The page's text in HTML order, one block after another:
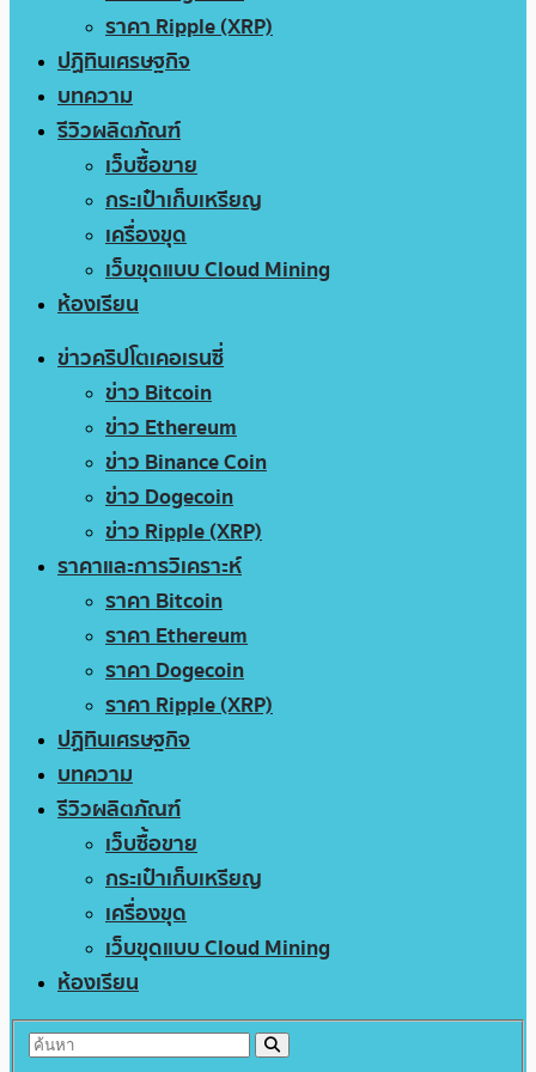
ราคา Ripple (XRP)
ปฏิทินเศรษฐกิจ
บทความ
รีวิวผลิตภัณฑ์
เว็บซื้อขาย
กระเป๋าเก็บเหรียญ
เครื่องขุด
เว็บขุดแบบ Cloud Mining
ห้องเรียน
ข่าวคริปโตเคอเรนซี่
ข่าว Bitcoin
ข่าว Ethereum
ข่าว Binance Coin
ข่าว Dogecoin
ข่าว Ripple (XRP)
ราคาและการวิเคราะห์
ราคา Bitcoin
ราคา Ethereum
ราคา Dogecoin
ราคา Ripple (XRP)
ปฏิทินเศรษฐกิจ
บทความ
รีวิวผลิตภัณฑ์
เว็บซื้อขาย
กระเป๋าเก็บเหรียญ
เครื่องขุด
เว็บขุดแบบ Cloud Mining
ห้องเรียน